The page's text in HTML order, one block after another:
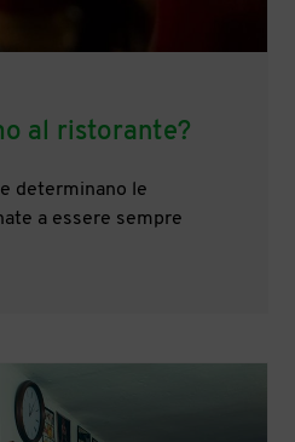
al ristorante?
determinano le
a essere sempre